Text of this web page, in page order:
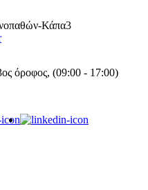
Κάπα3
όροφος, (09:00 - 17:00)